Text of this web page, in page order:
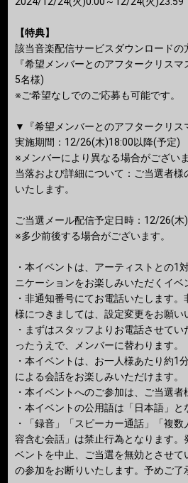
【特典】
該当音楽配信サービスダウンロードの
『希望メンバーとのアフタークリス
5名様)
※ご希望なしでのご応募も可能です。
▼『希望メンバーとのアフタークリス
実施期間：12/26(木)18:00以降(予定)
※メンバーにより異なる場合がございま
当落および詳細について：ご当選者様
いたします。
ご当選メール配信予定日時：12/26(木
※多少前後する場合がございます。
・本イベントは、アーティストとの1
ニケーションをお楽しみいただくイベ
・非通知番号にてお電話いたします
様につきましては、設定変更をお願い
・まずはスタッフよりお電話させて
ったうえで、メンバーに替わります。
・本イベントは、お一人様あたり約1
による会話をお楽しみいただけます。
・本イベントへのご参加は、ご当選者
・本イベントの公用語は「日本語」と
・「録音」「スピーカー通話」「複
容含む会話」は禁止行為となります。
ベントを中止、ご当選を無効とさせ
の参加をお断りいたします。予めご了